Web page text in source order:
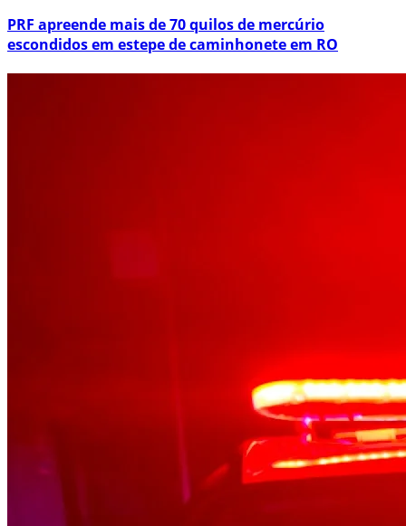
PRF apreende mais de 70 quilos de mercúrio
escondidos em estepe de caminhonete em RO